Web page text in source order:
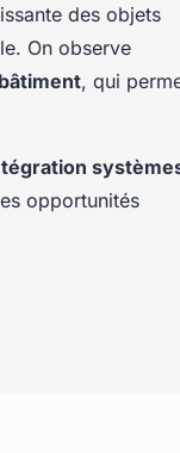
des objets
On observe
, qui
opportunités